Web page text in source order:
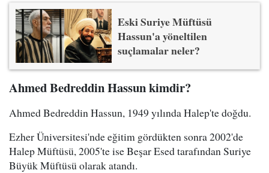
Eski Suriye Müftüsü
Hassun'a yöneltilen
suçlamalar neler?
Ahmed Bedreddin Hassun kimdir?
Ahmed Bedreddin Hassun, 1949 yılında Halep'te doğdu.
Ezher Üniversitesi'nde eğitim gördükten sonra 2002'de
Halep Müftüsü, 2005'te ise Beşar Esed tarafından Suriye
Büyük Müftüsü olarak atandı.